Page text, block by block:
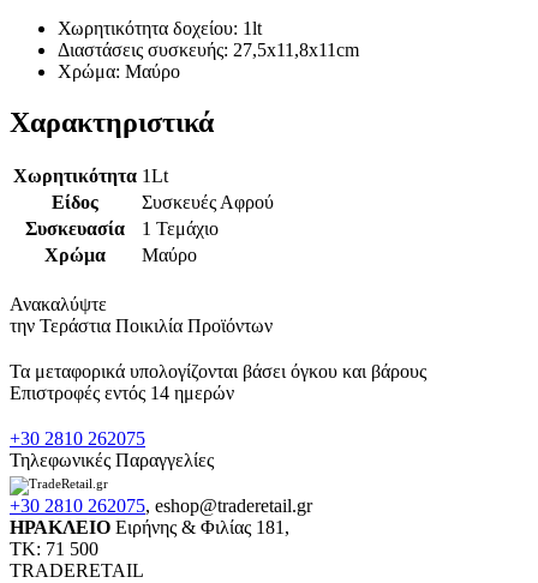
Χωρητικότητα δοχείου: 1lt
Διαστάσεις συσκευής: 27,5x11,8x11cm
Χρώμα: Μαύρο
Χαρακτηριστικά
Χωρητικότητα 1Lt
Είδος
Συσκευές Αφρού
Συσκευασία
1 Τεμάχιο
Χρώμα
Μαύρο
Ανακαλύψτε
την Τεράστια Ποικιλία Προϊόντων
Τα μεταφορικά υπολογίζονται βάσει όγκου και βάρους
Επιστροφές εντός 14 ημερών
+30 2810 262075
Τηλεφωνικές Παραγγελίες
+30 2810 262075, eshop@traderetail.gr
ΗΡΑΚΛΕΙΟ Ειρήνης & Φιλίας 181,
ΤΚ: 71 500
TRADERETAIL